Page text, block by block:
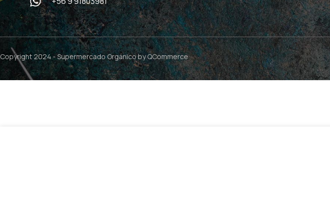
Copyright 2024 -Supermercado Orgánicoby QCommerce